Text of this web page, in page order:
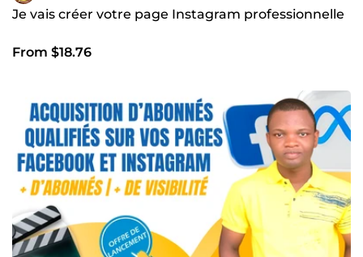
Je vais créer votre page Instagram professionnelle
From $18.76